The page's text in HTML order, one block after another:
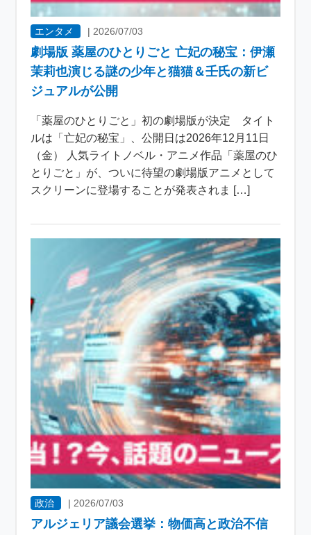
エンタメ |2026/07/03
劇場版 薬屋のひとりごと 亡妃の秘宝：伊瀬
茉莉也演じる謎の少年と猫猫＆壬氏の新ビ
ジュアルが公開
「薬屋のひとりごと」初の劇場版が決定 タイト
ルは「亡妃の秘宝」、公開日は2026年12月11日
（金） 人気ライトノベル・アニメ作品「薬屋のひ
とりごと」が、ついに待望の劇場版アニメとして
スクリーンに登場することが発表されま […]
政治 | 2026/07/03
アルジェリア議会選挙：物価高と政治不信